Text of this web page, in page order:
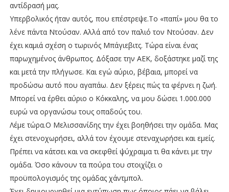
αντίδρασή μας.
Υπερβολικός ήταν αυτός, που επέστρεψε.Το «παπί» μου θα το
λένε πάντα Ντούσαν. Αλλά από τον παλιό τον Ντούσαν. Δεν
έχει καμιά σχέση ο τωρινός Μπάγιεβιτς. Τώρα είναι ένας
παρωχημένος άνθρωπος. Δόξασε την ΑΕΚ, δοξάστηκε μαζί της
και μετά την πλήγωσε. Και εγώ αύριο, βέβαια, μπορεί να
προδώσω αυτό που αγαπάω. Δεν ξέρεις πώς τα φέρνει η ζωή.
Μπορεί να έρθει αύριο ο Κόκκαλης, να μου δώσει 1.000.000
ευρώ να οργανώσω τους οπαδούς του.
Λέμε τώρα.Ο Μελισσανίδης την έχει βοηθήσει την ομάδα. Μας
έχει στενοχωρήσει, αλλά τον έχουμε στεναχωρήσει και εμείς.
Πρέπει να κάτσει και να σκεφθεί ψύχραιμα τι θα κάνει με την
ομάδα. Όσο κάνουν τα πούρα του στοιχίζει ο
προϋπολογισμός της ομάδας χάντμπολ.